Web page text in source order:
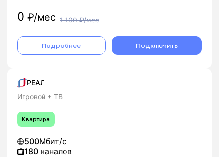
0 ₽/мес 1 100₽/мес
Подробнее Подключить
РЕАЛ
Игровой + ТВ
Квартира
500Мбит/с
180 каналов